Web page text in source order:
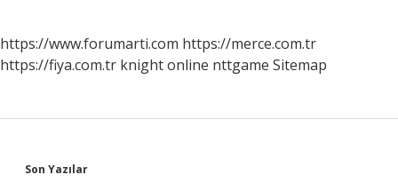
https://www.forumarti.com https://merce.com.tr
https://fiya.com.tr knight online nttgame Sitemap
Son Yazılar